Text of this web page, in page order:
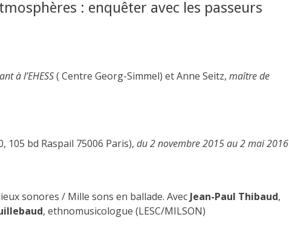
: enquêter avec les passeurs
à l’EHESS( Centre Georg-Simmel) et Anne Seitz, maître de
105 bd Raspail 75006 Paris), du 2 novembre 2015 au 2 mai 2016
sonores / Mille sons en ballade. Avec Jean-Paul Thibaud,
, ethnomusicologue (LESC/MILSON)